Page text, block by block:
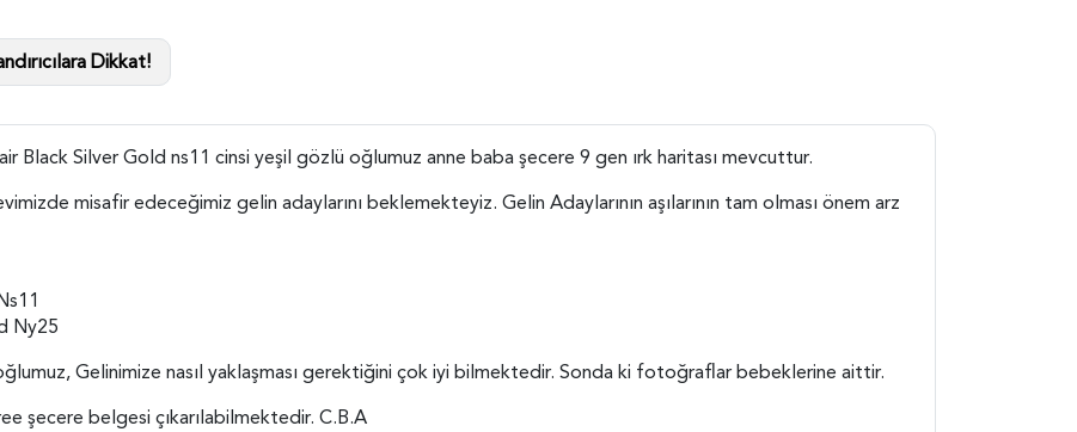
Dikkat!
Black Silver Gold ns11 cinsi yeşil gözlü oğlumuz anne baba şecere 9 gen ırk haritası mevcuttur.
misafir edeceğimiz gelin adaylarını beklemekteyiz. Gelin Adaylarının aşılarının tam olması önem arz
Ny25
Gelinimize nasıl yaklaşması gerektiğini çok iyi bilmektedir. Sonda ki fotoğraflar bebeklerine aittir.
şecere belgesi çıkarılabilmektedir. C.B.A